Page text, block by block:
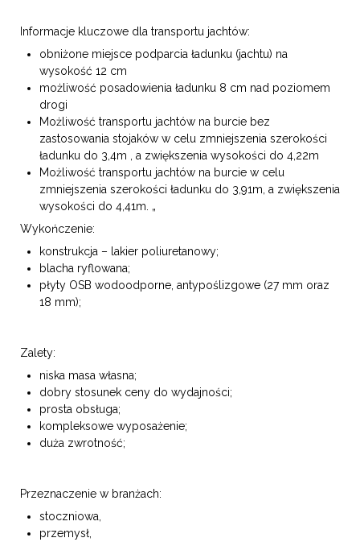
Informacje kluczowe dla transportu jachtów:
obniżone miejsce podparcia ładunku (jachtu) na
wysokość 12 cm
możliwość posadowienia ładunku 8 cm nad poziomem
drogi
Możliwość transportu jachtów na burcie bez
zastosowania stojaków w celu zmniejszenia szerokości
ładunku do 3,4m , a zwiększenia wysokości do 4,22m
Możliwość transportu jachtów na burcie w celu
zmniejszenia szerokości ładunku do 3,91m, a zwiększenia
wysokości do 4,41m. „
Wykończenie:
konstrukcja – lakier poliuretanowy;
blacha ryflowana;
płyty OSB wodoodporne, antypoślizgowe (27 mm oraz
18 mm);
Zalety:
niska masa własna;
dobry stosunek ceny do wydajności;
prosta obsługa;
kompleksowe wyposażenie;
duża zwrotność;
Przeznaczenie w branżach:
stoczniowa,
przemysł,